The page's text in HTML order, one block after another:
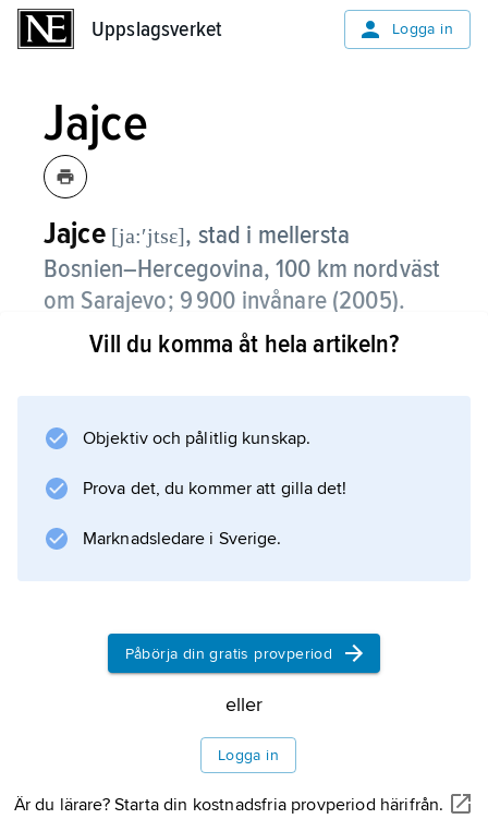
Uppslagsverket Logga in
Jajce
Jajce [ja:ʹjtsɛ], stad i mellersta
Bosnien–Hercegovina, 100 km nordväst
om Sarajevo; 9 900 invånare (2005).
Platsen för J. var strategiskt viktig redan under
ungerske kungen Mattias Corvinus drev bort
1463–1528, varefter staden åter blev turkisk.
Under 1800-talet var J. ett viktigt centrum
Information om artikeln
Vill du komma åt hela artikeln?
Objektiv och pålitlig kunskap.
Prova det, du kommer att gilla det!
Marknadsledare i Sverige.
Påbörja din gratis provperiod
eller
Logga in
Är du lärare? Starta din kostnadsfria provperiod härifrån.